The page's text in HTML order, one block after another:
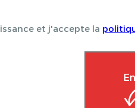
et j'accepte la